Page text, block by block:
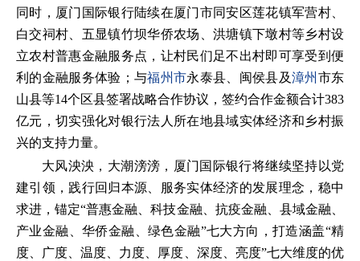
同时，厦门国际银行陆续在厦门市同安区莲花镇军营村、
白交祠村、五显镇竹坝华侨农场、洪塘镇下墩村等乡村设
立农村普惠金融服务点，让村民们足不出村即可享受到便
利的金融服务体验；与福州市永泰县、闽侯县及漳州 市东
山县等14个区县签署战略合作协议，签约合作金额合计383
亿元，切实强化对银行法人所在地县域实体经济和乡村振
兴的支持力量。
大风泱泱，大潮滂滂，厦门国际银行将继续坚持以党
建引领，践行回归本源、服务实体经济的发展理念，稳中
求进，锚定“普惠金融、科技金融、抗疫金融、县域金融、
产业金融、华侨金融、绿色金融”七大方向，打造涵盖“精
度、广度、温度、力度、厚度、深度、亮度”七大维度的优